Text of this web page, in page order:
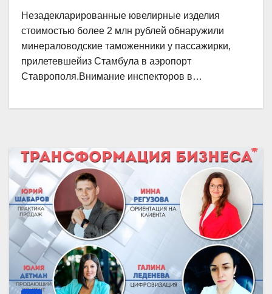
Незадекларированные ювелирные изделия
стоимостью более 2 млн рублей обнаружили
минераловодские таможенники у пассажирки,
прилетевшейиз Стамбула в аэропорт
Ставрополя.Внимание инспекторов в…